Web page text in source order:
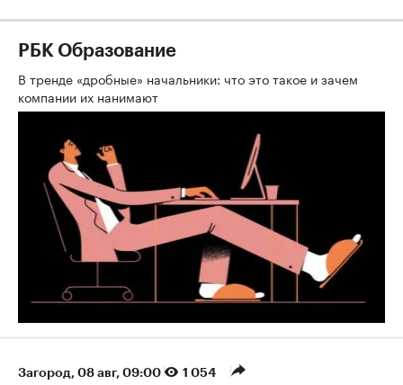
РБК Образование
В тренде «дробные» начальники: что это такое и зачем
компании их нанимают
Загород 08 авг, 09:00 1 054